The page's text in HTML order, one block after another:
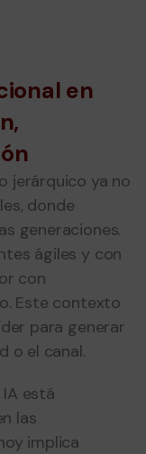
en
jerárquico ya no
donde
generaciones.
ágiles y con
con
. Este contexto
para generar
o el canal.
está
las
implica